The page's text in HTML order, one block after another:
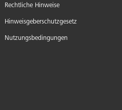
Rechtliche Hinweise
Hinweisgeberschutzgesetz
Nutzungsbedingungen